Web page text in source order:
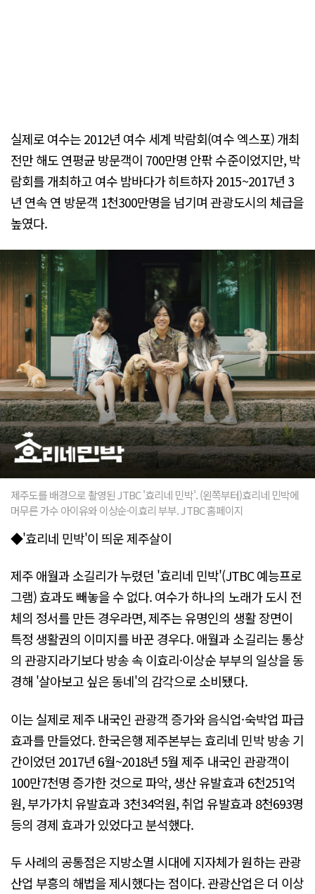
실제로 여수는 2012년 여수 세계 박람회(여수 엑스포) 개최
전만 해도 연평균 방문객이 700만명 안팎 수준이었지만, 박
람회를 개최하고 여수 밤바다가 히트하자 2015~2017년 3
년 연속 연 방문객 1천300만명을 넘기며 관광도시의 체급을
높였다.
제주도를 배경으로 촬영된 JTBC '효리네 민박'. (왼쪽부터)효리네 민박에
머무른 가수 아이유와 이상순·이효리 부부. JTBC 홈페이지
◆'효리네 민박'이 띄운 제주살이
제주 애월과 소길리가 누렸던 '효리네 민박'(JTBC 예능프로
그램) 효과도 빼놓을 수 없다. 여수가 하나의 노래가 도시 전
체의 정서를 만든 경우라면, 제주는 유명인의 생활 장면이
특정 생활권의 이미지를 바꾼 경우다. 애월과 소길리는 통상
의 관광지라기보다 방송 속 이효리·이상순 부부의 일상을 동
경해 '살아보고 싶은 동네'의 감각으로 소비됐다.
이는 실제로 제주 내국인 관광객 증가와 음식업·숙박업 파급
효과를 만들었다. 한국은행 제주본부는 효리네 민박 방송 기
간이었던 2017년 6월~2018년 5월 제주 내국인 관광객이
100만7천명 증가한 것으로 파악, 생산 유발효과 6천251억
원, 부가가치 유발효과 3천34억원, 취업 유발효과 8천693명
등의 경제 효과가 있었다고 분석했다.
두 사례의 공통점은 지방소멸 시대에 지자체가 원하는 관광
산업 부흥의 해법을 제시했다는 점이다. 관광산업은 더 이상